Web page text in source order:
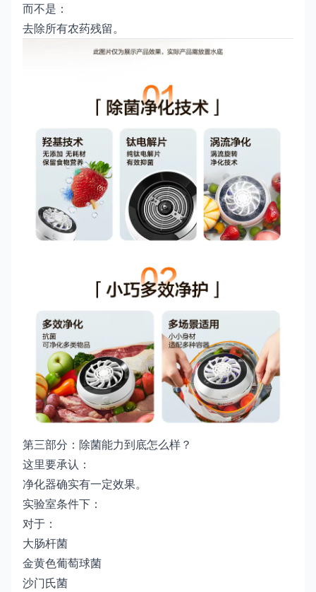
而不是：
去除所有农药残留。
第三部分：除菌能力到底怎么样？
这里要承认：
净化器确实有一定效果。
实验室条件下：
对于：
大肠杆菌
金黄色葡萄球菌
沙门氏菌